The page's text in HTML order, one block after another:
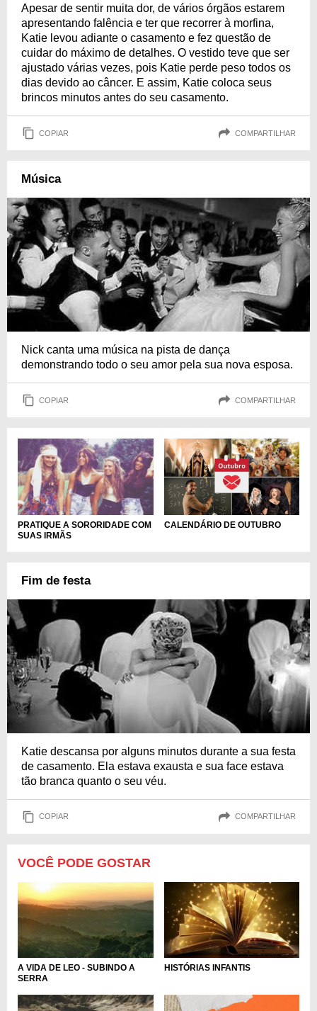
Apesar de sentir muita dor, de vários órgãos estarem
apresentando falência e ter que recorrer à morfina,
Katie levou adiante o casamento e fez questão de
cuidar do máximo de detalhes. O vestido teve que ser
ajustado várias vezes, pois Katie perde peso todos os
dias devido ao câncer. E assim, Katie coloca seus
brincos minutos antes do seu casamento.
COPIAR COMPARTILHAR
Música
Nick canta uma música na pista de dança
demonstrando todo o seu amor pela sua nova esposa.
COPIAR COMPARTILHAR
PRATIQUE A SORORIDADE COM
SUAS IRMÃS
CALENDÁRIO DE OUTUBRO
Fim de festa
Katie descansa por alguns minutos durante a sua festa
de casamento. Ela estava exausta e sua face estava
tão branca quanto o seu véu.
COPIAR COMPARTILHAR
VOCÊ PODE GOSTAR
A VIDA DE LEO - SUBINDO A
SERRA
HISTÓRIAS INFANTIS